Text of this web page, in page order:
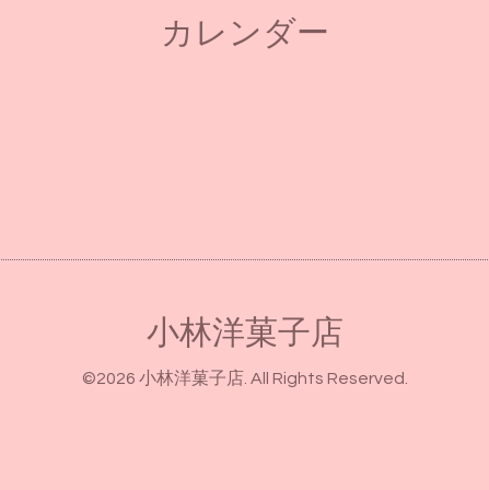
カレンダー
小林洋菓子店
©2026 小林洋菓子店. All Rights Reserved.